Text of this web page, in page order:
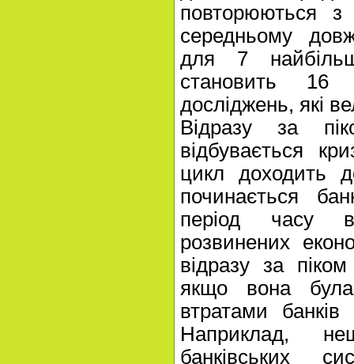
повторюються
середньому
для 7
становить 16
досліджень, які
Відразу за
відбувається
цикл доходить
починається
період часу
розвинених
відразу за
якщо вона була
втратами банків
Наприклад,
банківських